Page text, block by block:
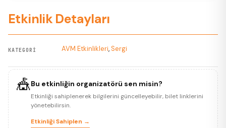
Etkinlik Detayları
KATEGORI AVM Etkinlikleri,Sergi
🎪Bu etkinliğin organizatörü sen misin?
Etkinliği sahiplenerek bilgilerini güncelleyebilir, bilet linklerini
yönetebilirsin.
Etkinliği Sahiplen →